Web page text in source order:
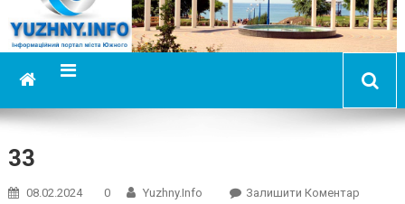
33
08.02.2024 0 Yuzhny.info Залишити КоментарOn